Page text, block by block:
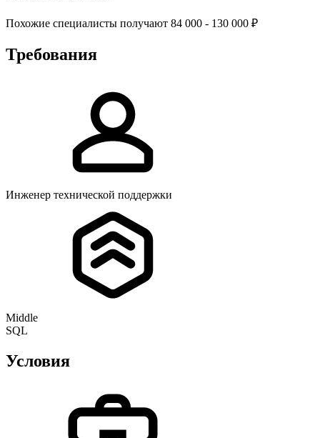
Похожие специалисты получают 84 000 - 130 000 ₽
Требования
Инженер технической поддержки
Middle
SQL
Условия